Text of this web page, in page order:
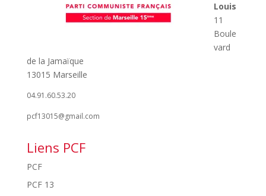
Louis
11
Boule
vard
de la Jamaïque
13015 Marseille
04.91.60.53.20
pcf13015@gmail.com
Liens PCF
PCF
PCF 13